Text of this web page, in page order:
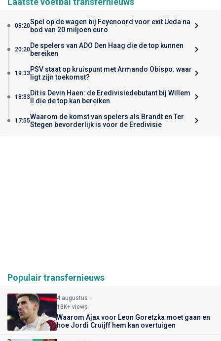
08:20Spel op de wagen bij Feyenoord voor exit Ueda na
bod van 20 miljoen euro
20:20De spelers van ADO Den Haag die de top kunnen
bereiken
19:33 PSV staat op kruispunt met Armando Obispo: waar
ligt zijn toekomst?
18:33 Dit is Devin Haen: de Eredivisiedebutant bij Willem
II die de top kan bereiken
17:55Waarom de komst van spelers als Brandt en Ter
Stegen bevorderlijk is voor de Eredivisie
Populair transfernieuws
4 augustus
18K+ views
Waarom Ajax voor Leon Goretzka moet gaan en
hoe Jordi Cruijff hem kan overtuigen